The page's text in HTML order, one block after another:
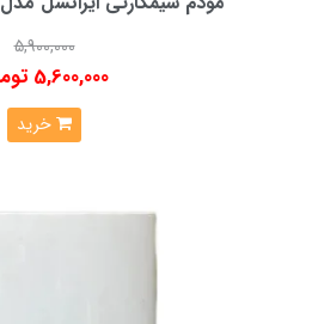
5,900,000
5,600,000 تومان